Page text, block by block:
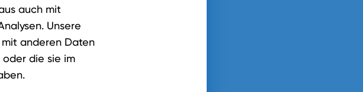
auch mit
Unsere
anderen Daten
oder die sie im